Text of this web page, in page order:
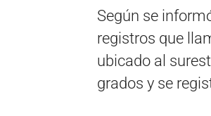
Según se
registros que
ubicado al
grados y se